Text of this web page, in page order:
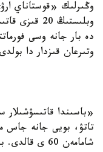
وبلىستىڭ
دە بار جانە وسى
وتىرعان قىزدار دا
«باسىندا
تاتۋ، بويى جانە جاس
شامامەن 60 ى